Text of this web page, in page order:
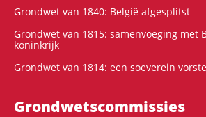
Grondwet van 1840: België afgesplitst
Grondwet van 1815: samenvoeging met
koninkrijk
Grondwet van 1814: een soeverein
Grondwets­commissies